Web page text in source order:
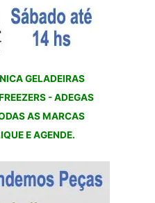
GELADEIRAS
- ADEGAS
AS MARCAS
E AGENDE.